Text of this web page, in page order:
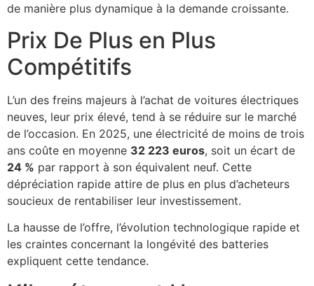
de manière plus dynamique à la demande croissante.
Prix De Plus en Plus
Compétitifs
L’un des freins majeurs à l’achat de voitures électriques
neuves, leur prix élevé, tend à se réduire sur le marché
de l’occasion. En 2025, une électricité de moins de trois
ans coûte en moyenne 32 223 euros, soit un écart de
24 % par rapport à son équivalent neuf. Cette
dépréciation rapide attire de plus en plus d’acheteurs
soucieux de rentabiliser leur investissement.
La hausse de l’offre, l’évolution technologique rapide et
les craintes concernant la longévité des batteries
expliquent cette tendance.